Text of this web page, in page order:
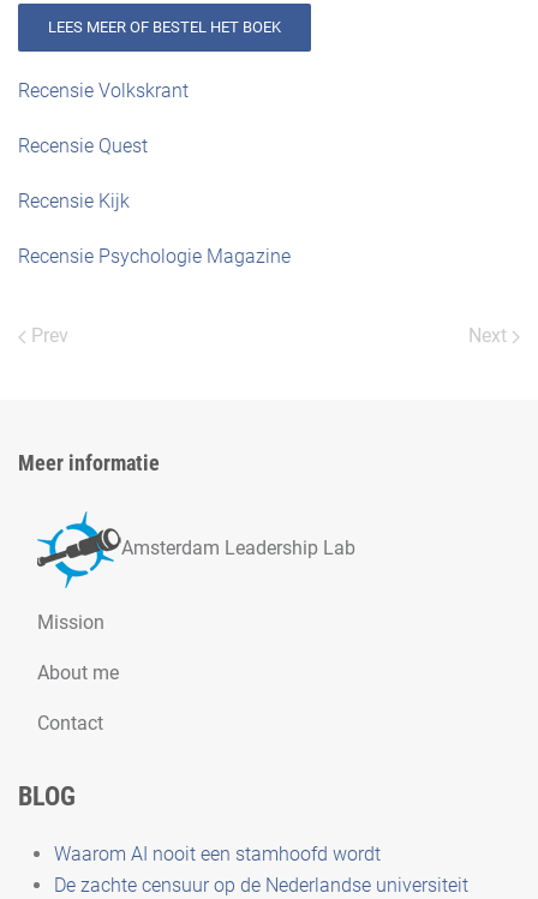
LEES MEER OF BESTEL HET BOEK
Recensie Volkskrant
Recensie Quest
Recensie Kijk
Recensie Psychologie Magazine
Prev Next
Meer informatie
Amsterdam Leadership Lab
Mission
About me
Contact
BLOG
Waarom AI nooit een stamhoofd wordt
De zachte censuur op de Nederlandse universiteit